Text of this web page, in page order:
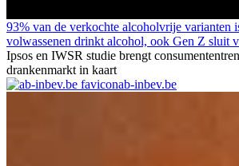
93% van de verkochte alcoholvrije varianten
volwassenen drinkt alcohol, ook Gen Z sluit
Ipsos en IWSR studie brengt
drankenmarkt in kaart
ab-inbev.be